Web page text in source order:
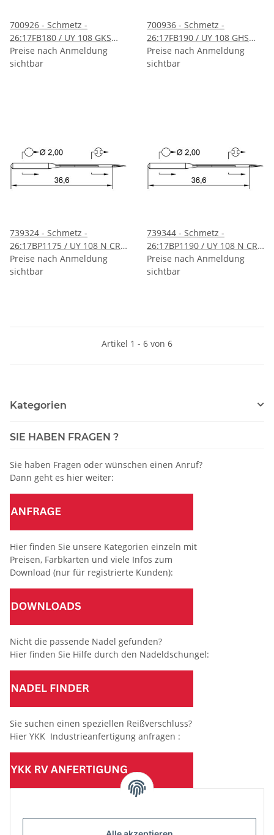
700926 - Schmetz -
26:17FB180 / UY 108 GKS
SUK Nadeldicke: 80 / Preis
pro Karte á 10 Nadeln
Preise nach Anmeldung
sichtbar
700936 - Schmetz -
26:17FB190 / UY 108 GHS
Nadeldicke: 90 / Preis pro
Karte á 10 Nadeln /
Preise nach Anmeldung
sichtbar
739324 - Schmetz -
26:17BP1175 / UY 108 N CR
Nadeldicke: 75 / Preis pro
Karte á 10 Nadeln
Preise nach Anmeldung
sichtbar
739344 - Schmetz -
26:17BP1190 / UY 108 N CR
Nadeldicke: 90 / Preis pro
Karte á 10 Nadeln
Preise nach Anmeldung
sichtbar
Artikel 1 - 6 von 6
Kategorien
SIE HABEN FRAGEN ?
Sie haben Fragen oder wünschen einen Anruf?
Dann geht es hier weiter:
Hier finden Sie unsere Kategorien einzeln mit
Preisen, Farbkarten und viele Infos zum
Download (nur für registrierte Kunden):
Nicht die passende Nadel gefunden?
Hier finden Sie Hilfe durch den Nadeldschungel:
Sie suchen einen speziellen Reißverschluss?
Hier YKK Industrieanfertigung anfragen :
(Mindesttabnahmemenge 10 Stück je Länge und Farbe)